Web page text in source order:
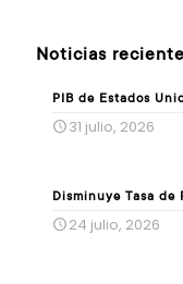
Noticias
PIB de Estados
31 julio, 2026
Disminuye Tasa
24 julio, 2026